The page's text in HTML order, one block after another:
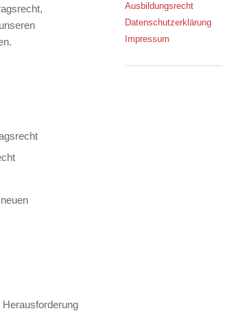
Ausbildungsrecht
Datenschutzerklärung
Impressum